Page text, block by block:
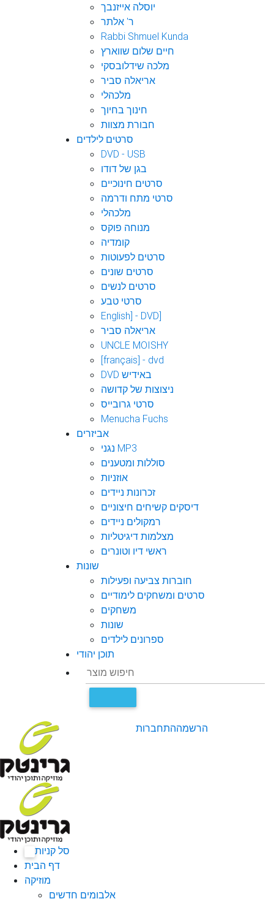
יוסלה אייזנבך
ר' אלתר
Rabbi Shmuel Kunda
חיים שלום שווארץ
מלכה שידלובסקי
אריאלה סביר
מלכהלי
חינוך בחיוך
חבורת מצוות
סרטים לילדים
DVD - USB
בגן של דודו
סרטים חינוכיים
סרטי מתח ודרמה
מלכהלי
מנוחה פוקס
קומדיה
סרטים לפעוטות
סרטים שונים
סרטים לנשים
סרטי טבע
English] - DVD]
אריאלה סביר
UNCLE MOISHY
[français] - dvd
DVD באידיש
ניצוצות של קדושה
סרטי גרובייס
Menucha Fuchs
אביזרים
נגני MP3
סוללות ומטענים
אוזניות
זכרונות ניידים
דיסקים קשיחים חיצוניים
רמקולים ניידים
מצלמות דיגיטליות
ראשי דיו וטונרים
שונות
חוברות צביעה ופעילות
סרטים ומשחקים לימודיים
משחקים
שונות
ספרונים לילדים
תוכן יהודי
התחברותהרשמה
סל קניות
דף הבית
מוזיקה
אלבומים חדשים